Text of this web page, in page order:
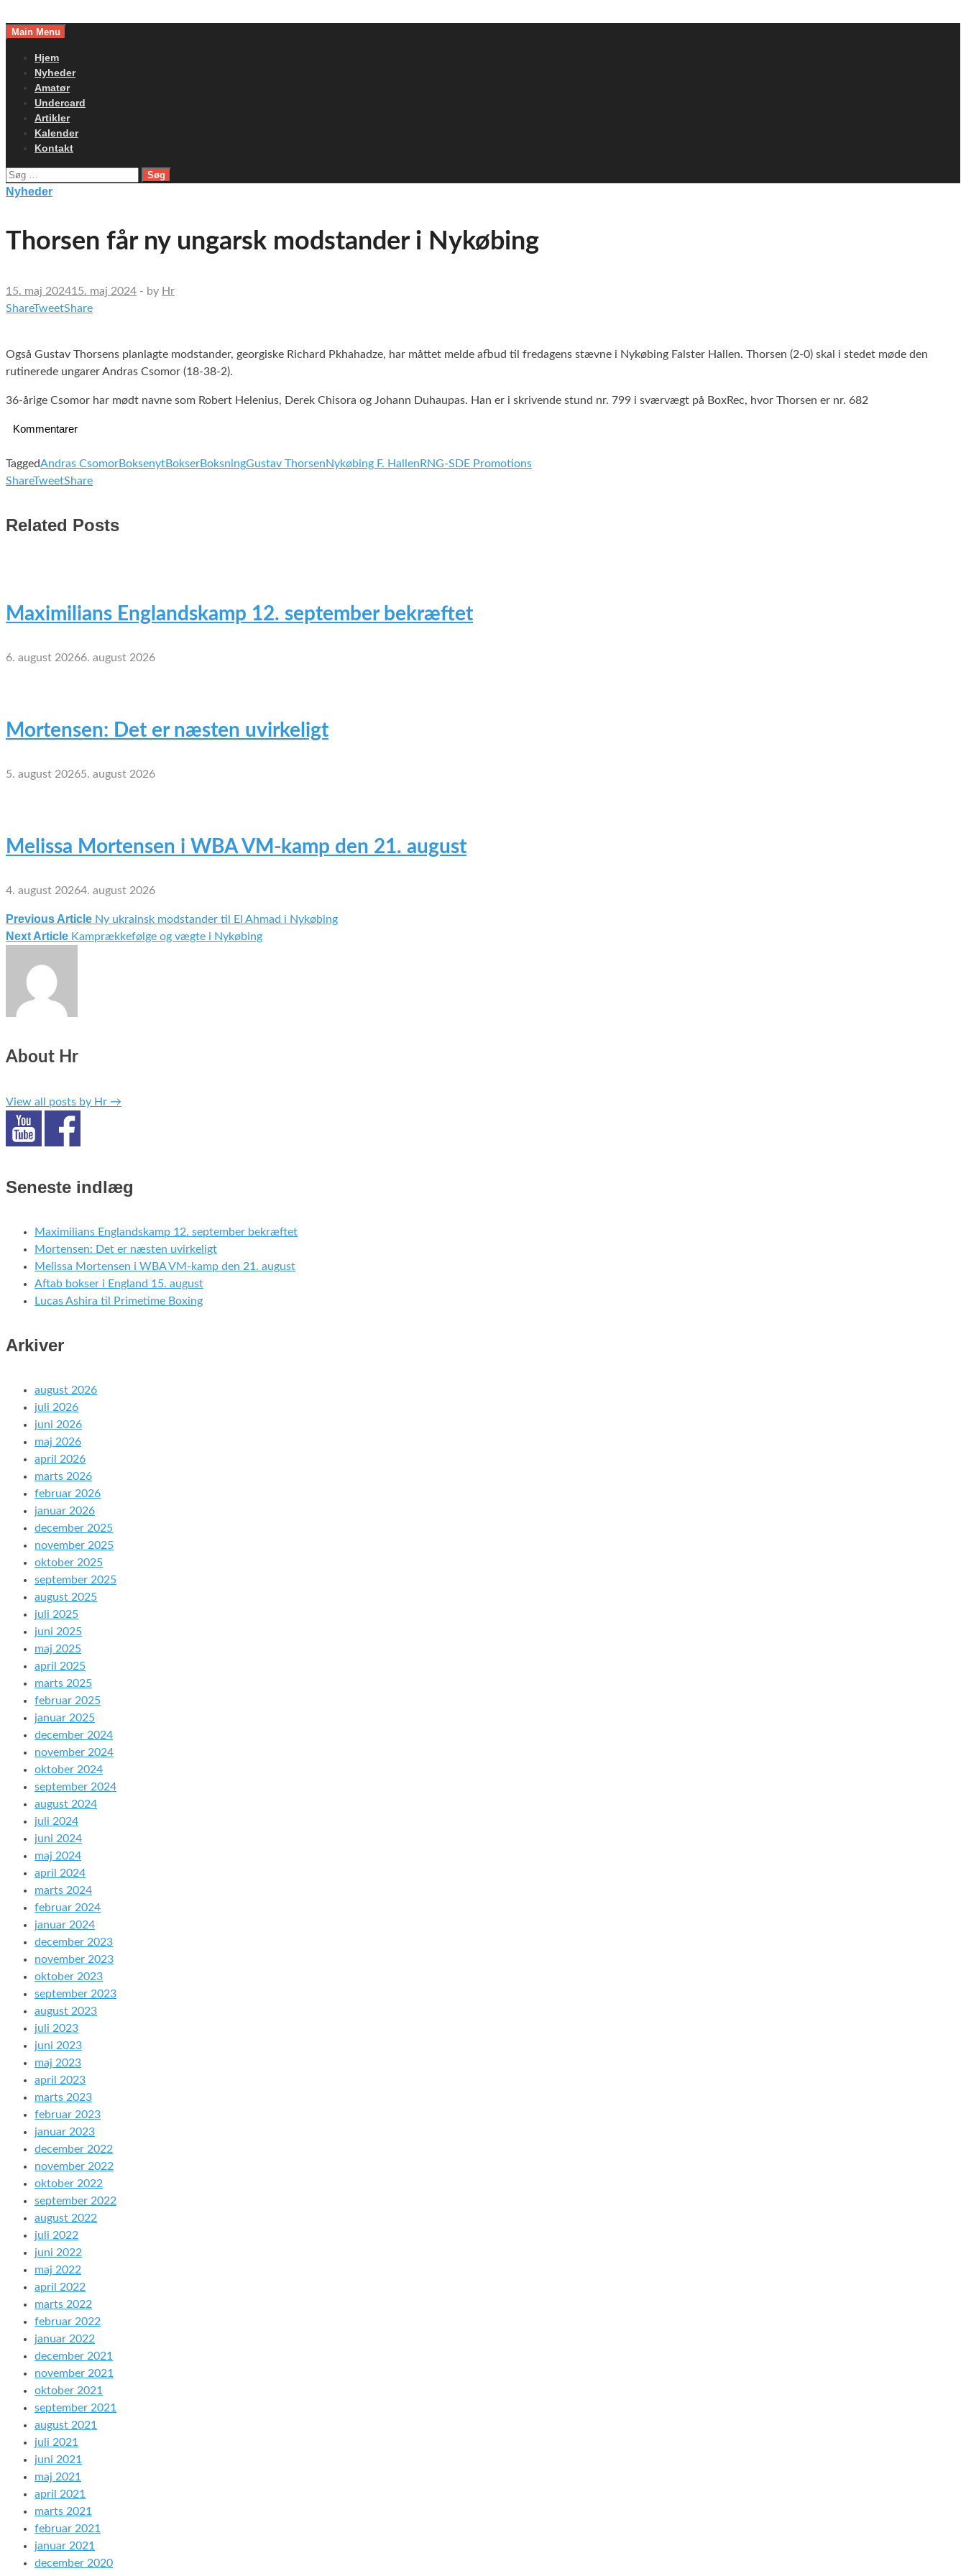
toMain Menu
Hjem
Nyheder
Amatør
Undercard
Artikler
Kalender
Kontakt
Søg
efter:
Nyheder
Thorsen får ny ungarsk modstander i Nykøbing
15. maj 202415. maj 2024 - by Hr
ShareTweetShare
Også Gustav Thorsens planlagte modstander, georgiske Richard Pkhahadze, har måttet melde afbud til fredagens stævne i Nykøbing Falster Hallen. Thorsen (2-0) skal i stedet møde den
rutinerede ungarer Andras Csomor (18-38-2).
36-årige Csomor har mødt navne som Robert Helenius, Derek Chisora og Johann Duhaupas. Han er i skrivende stund nr. 799 i sværvægt på BoxRec, hvor Thorsen er nr. 682
Kommentarer
TaggedAndras CsomorBoksenytBokserBoksningGustav ThorsenNykøbing F. Hallen RNG-SDE Promotions
ShareTweetShare
Related Posts
Maximilians Englandskamp 12. september bekræftet
6. august 20266. august 2026
Mortensen: Det er næsten uvirkeligt
5. august 20265. august 2026
Melissa Mortensen i WBA VM-kamp den 21. august
4. august 20264. august 2026
Indlægsnavigation
Previous Article Ny ukrainsk modstander til El Ahmad i Nykøbing
Next Article Kamprækkefølge og vægte i Nykøbing
About Hr
View all posts by Hr →
Seneste indlæg
Maximilians Englandskamp 12. september bekræftet
Mortensen: Det er næsten uvirkeligt
Melissa Mortensen i WBA VM-kamp den 21. august
Aftab bokser i England 15. august
Lucas Ashira til Primetime Boxing
Arkiver
august 2026
juli 2026
juni 2026
maj 2026
april 2026
marts 2026
februar 2026
januar 2026
december 2025
november 2025
oktober 2025
september 2025
august 2025
juli 2025
juni 2025
maj 2025
april 2025
marts 2025
februar 2025
januar 2025
december 2024
november 2024
oktober 2024
september 2024
august 2024
juli 2024
juni 2024
maj 2024
april 2024
marts 2024
februar 2024
januar 2024
december 2023
november 2023
oktober 2023
september 2023
august 2023
juli 2023
juni 2023
maj 2023
april 2023
marts 2023
februar 2023
januar 2023
december 2022
november 2022
oktober 2022
september 2022
august 2022
juli 2022
juni 2022
maj 2022
april 2022
marts 2022
februar 2022
januar 2022
december 2021
november 2021
oktober 2021
september 2021
august 2021
juli 2021
juni 2021
maj 2021
april 2021
marts 2021
februar 2021
januar 2021
december 2020